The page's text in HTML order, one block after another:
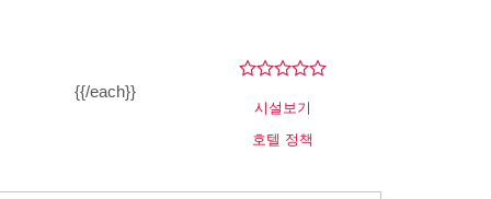
{{/each}}
시설보기
호텔 정책